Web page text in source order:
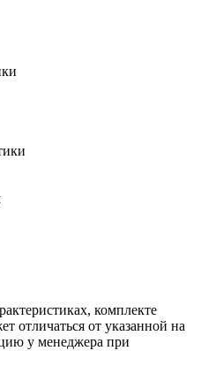
комплекте
отличаться от указанной на
у менеджера при